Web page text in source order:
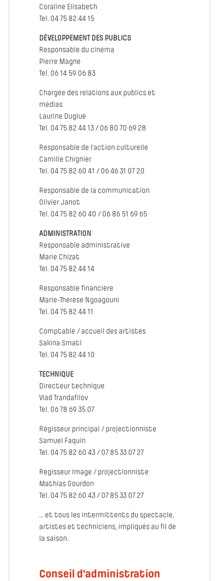
Coraline Elisabeth
Tel. 04 75 82 44 15
DÉVELOPPEMENT DES PUBLICS
Responsable du cinéma
Pierre Magne
Tel. 06 14 59 06 83
Chargée des relations aux publics et
médias
Laurine Duglué
Tel. 04 75 82 44 13 / 06 80 70 69 28
Responsable de l’action culturelle
Camille Chignier
Tel. 04 75 82 60 41 / 06 46 31 07 20
Responsable de la communication
Olivier Janot
Tel. 04 75 82 60 40 / 06 86 51 69 65
ADMINISTRATION
Responsable administrative
Marie Chizat
Tel. 04 75 82 44 14
Responsable financière
Marie-Thérèse Ngoagouni
Tel. 04 75 82 44 11
Comptable / accueil des artistes
Sakina Smati
Tel. 04 75 82 44 10
TECHNIQUE
Directeur technique
Vlad Trandafilov
Tel. 06 78 69 35 07
Régisseur principal / projectionniste
Samuel Faquin
Tel. 04 75 82 60 43 / 07 85 33 07 27
Régisseur image / projectionniste
Mathias Gourdon
Tel. 04 75 82 60 43 / 07 85 33 07 27
… et tous les intermittents du spectacle,
artistes et techniciens, impliqués au fil de
la saison.
Conseil d'administration